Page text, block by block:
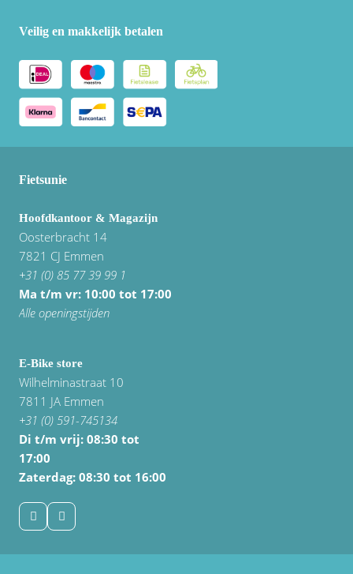
Veilig en makkelijk betalen
Fietsunie
Hoofdkantoor & Magazijn
Oosterbracht 14
7821 CJ Emmen
+31 (0) 85 77 39 99 1
Ma t/m vr: 10:00 tot 17:00
Alle openingstijden
E-Bike store
Wilhelminastraat 10
7811 JA Emmen
+31 (0) 591-745134
Di t/m vrij: 08:30 tot
17:00
Zaterdag: 08:30 tot 16:00